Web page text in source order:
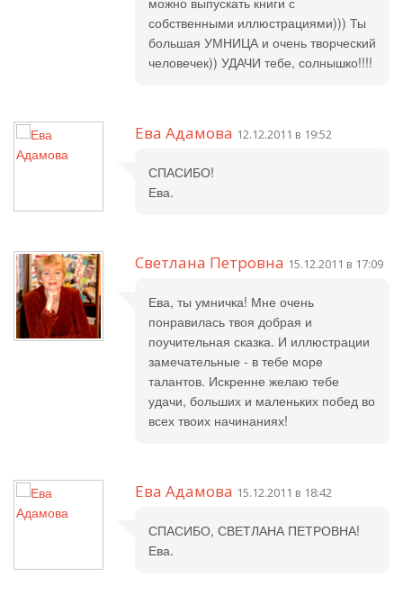
собственными иллюстрациями))) Ты
большая УМНИЦА и очень творческий
человечек)) УДАЧИ тебе, солнышко!!!!
Ева Адамова 12.12.2011 в 19:52
СПАСИБО!
Ева.
Светлана Петровна 15.12.2011 в 17:09
Ева, ты умничка! Мне очень
понравилась твоя добрая и
поучительная сказка. И иллюстрации
замечательные - в тебе море
талантов. Искренне желаю тебе
удачи, больших и маленьких побед во
всех твоих начинаниях!
Ева Адамова 15.12.2011 в 18:42
СПАСИБО, СВЕТЛАНА ПЕТРОВНА!
Ева.